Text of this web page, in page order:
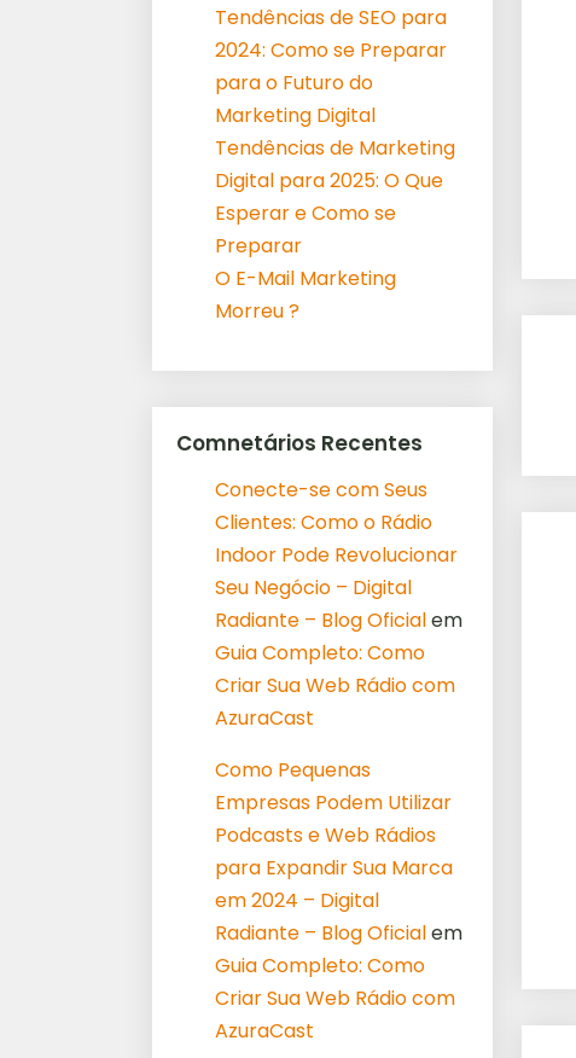
Tendências de SEO para
2024: Como se Preparar
para o Futuro do
Marketing Digital
Tendências de Marketing
Digital para 2025: O Que
Esperar e Como se
Preparar
O E-Mail Marketing
Morreu ?
Comnetários Recentes
Conecte-se com Seus
Clientes: Como o Rádio
Indoor Pode Revolucionar
Seu Negócio – Digital
Radiante – Blog Oficialem
Guia Completo: Como
Criar Sua Web Rádio com
AzuraCast
Como Pequenas
Empresas Podem Utilizar
Podcasts e Web Rádios
para Expandir Sua Marca
em 2024 – Digital
Radiante – Blog Oficialem
Guia Completo: Como
Criar Sua Web Rádio com
AzuraCast